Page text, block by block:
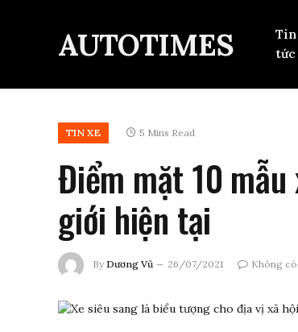
AUTOTIMES
Tin
tức
TIN XE 5 Mins Read
Điểm mặt 10
giới hiện tại
By Dương Vũ 26/07/2021 Không